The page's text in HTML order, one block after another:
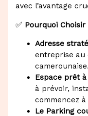
avec l’avantage
✅ Pourquoi
Adresse
entreprise au
camerounaise.
Espace prêt à
à prévoir,
commencez
Le Parking